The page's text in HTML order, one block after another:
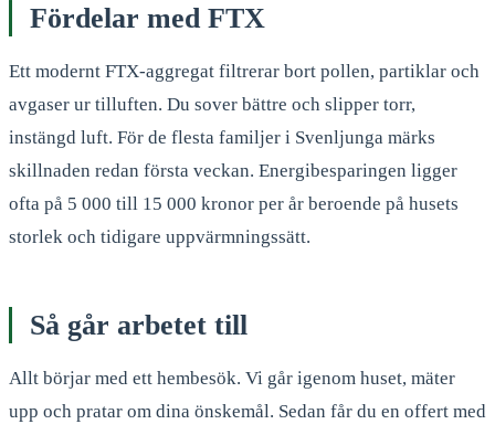
Fördelar med FTX
Ett modernt FTX-aggregat filtrerar bort pollen, partiklar och
avgaser ur tilluften. Du sover bättre och slipper torr,
instängd luft. För de flesta familjer i Svenljunga märks
skillnaden redan första veckan. Energibesparingen ligger
ofta på 5 000 till 15 000 kronor per år beroende på husets
storlek och tidigare uppvärmningssätt.
Så går arbetet till
Allt börjar med ett hembesök. Vi går igenom huset, mäter
upp och pratar om dina önskemål. Sedan får du en offert med